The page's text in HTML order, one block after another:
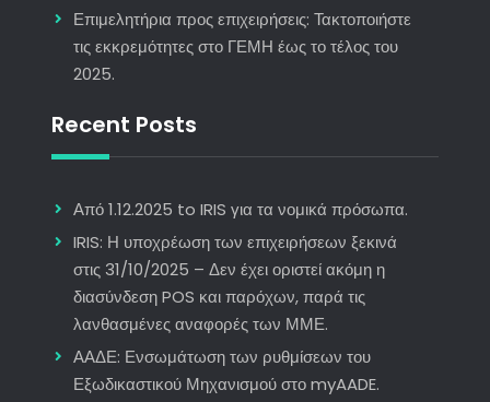
Επιμελητήρια προς επιχειρήσεις: Τακτοποιήστε
τις εκκρεμότητες στο ΓΕΜΗ έως το τέλος του
2025.
Recent Posts
Από 1.12.2025 to IRIS για τα νομικά πρόσωπα.
IRIS: Η υποχρέωση των επιχειρήσεων ξεκινά
στις 31/10/2025 – Δεν έχει οριστεί ακόμη η
διασύνδεση POS και παρόχων, παρά τις
λανθασμένες αναφορές των ΜΜΕ.
ΑΑΔΕ: Ενσωμάτωση των ρυθμίσεων του
Εξωδικαστικού Μηχανισμού στο myAADE.